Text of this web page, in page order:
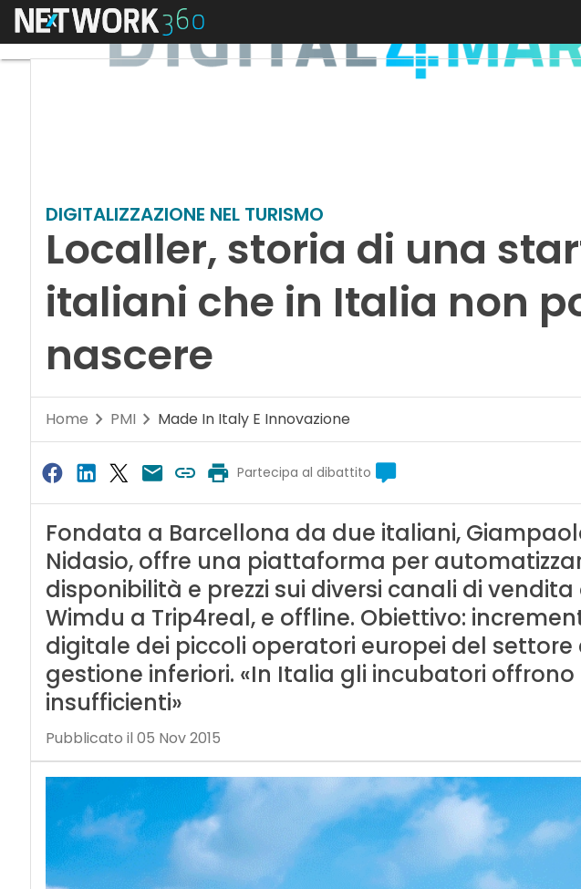
Menu
DIGITALIZZAZIONE NEL TURISMO
Localler, storia di una
italiani che in Italia non
nascere
Home PMI Made In Italy E Innovazione
Partecipa al dibattito
Fondata a Barcellona da due italiani,
Nidasio, offre una piattaforma per
disponibilità e prezzi sui diversi canali di
Wimdu a Trip4real, e offline. Obiettivo:
digitale dei piccoli operatori europei del settore
gestione inferiori. «In Italia gli incubatori offrono
insufficienti»
Pubblicato il 05 Nov 2015